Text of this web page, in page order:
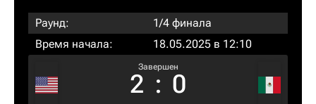
Раунд:
1/4 финала
Время начала:
18.05.2025 в 12:10
Завершен
2 : 0